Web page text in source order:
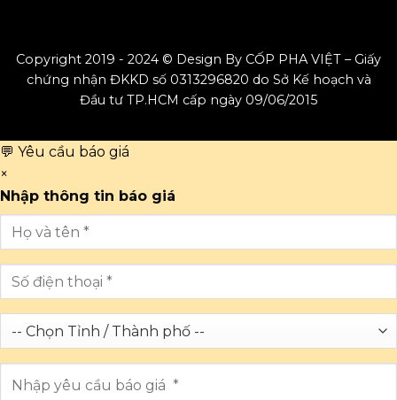
Copyright 2019 - 2024 © Design By CỐP PHA VIỆT – Giấy
chứng nhận ĐKKD số 0313296820 do Sở Kế hoạch và
Đầu tư TP.HCM cấp ngày 09/06/2015
💬 Yêu cầu báo giá
×
Nhập thông tin báo giá